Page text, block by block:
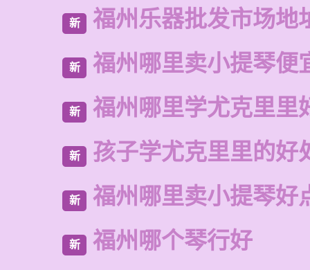
新 福州乐器批发市场地
新 福州哪里卖小提琴便
新 福州哪里学尤克里里
新 孩子学尤克里里的好
新 福州哪里卖小提琴好
新 福州哪个琴行好